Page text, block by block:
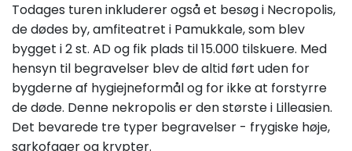
Todages turen inkluderer også et besøg i Necropolis,
de dødes by, amfiteatret i Pamukkale, som blev
bygget i 2 st. AD og fik plads til 15.000 tilskuere. Med
hensyn til begravelser blev de altid ført uden for
bygderne af hygiejneformål og for ikke at forstyrre
de døde. Denne nekropolis er den største i Lilleasien.
Det bevarede tre typer begravelser - frygiske høje,
sarkofager og krypter.